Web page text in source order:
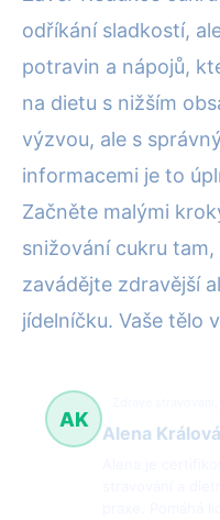
odříkání sladkostí,
potravin a nápojů,
na dietu s nižším
výzvou, ale s
informacemi je to
Začněte malými
snižování cukru
zavádějte zdravější
jídelníčku. Vaše tělo
AK
Alena Králová